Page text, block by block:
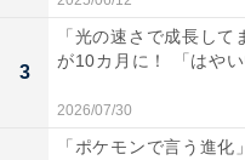
3
「光の速さで成長し
が10カ月に！ 「はや
2026/07/30
「ポケモンで言う進